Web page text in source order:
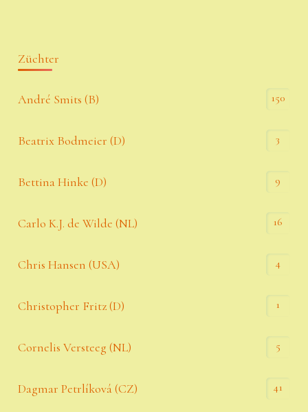
Züchter
André Smits (B) 150
Beatrix Bodmeier (D) 3
Bettina Hinke (D) 9
Carlo K.J. de Wilde (NL) 16
Chris Hansen (USA) 4
Christopher Fritz (D) 1
Cornelis Versteeg (NL) 5
Dagmar Petrlíková (CZ) 41